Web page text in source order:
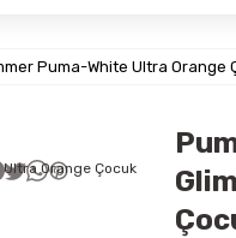
Puma-White Ultra Orange